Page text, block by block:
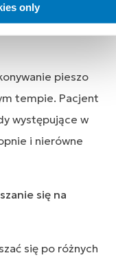
only
się na
pieszo
tempie. Pacjent
występujące w
i nierówne
się na
się po różnych